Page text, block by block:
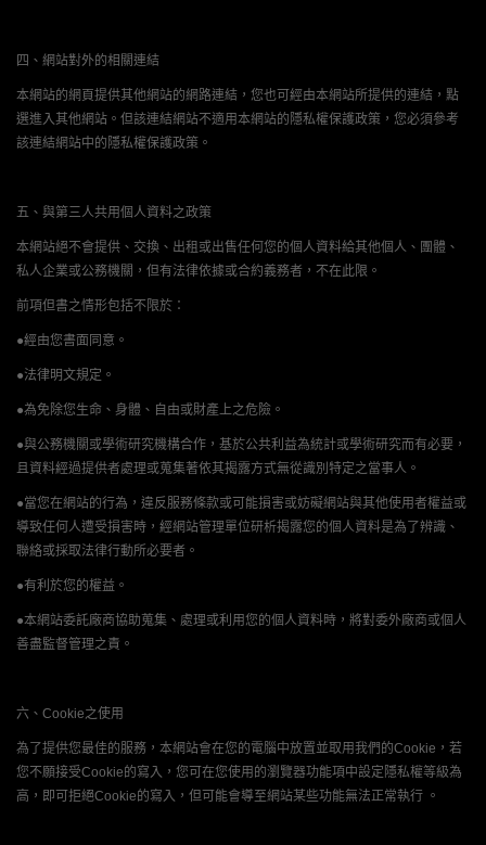
四、網站對外的相關連結
本網站的網頁提供其他網站的網路連結，您也可經由本網站所提供的連結，點
選進入其他網站。但該連結網站不適用本網站的隱私權保護政策，您必須參考
該連結網站中的隱私權保護政策。
五、與第三人共用個人資料之政策
本網站絕不會提供、交換、出租或出售任何您的個人資料給其他個人、團體、
私人企業或公務機關，但有法律依據或合約義務者，不在此限。
前項但書之情形包括不限於：
●經由您書面同意。
●法律明文規定。
●為免除您生命、身體、自由或財產上之危險。
●與公務機關或學術研究機構合作，基於公共利益為統計或學術研究而有必要，
且資料經過提供者處理或蒐集著依其揭露方式無從識別特定之當事人。
●當您在網站的行為，違反服務條款或可能損害或妨礙網站與其他使用者權益或
導致任何人遭受損害時，經網站管理單位研析揭露您的個人資料是為了辨識、
聯絡或採取法律行動所必要者。
●有利於您的權益。
●本網站委託廠商協助蒐集、處理或利用您的個人資料時，將對委外廠商或個人
善盡監督管理之責。
六、Cookie之使用
為了提供您最佳的服務，本網站會在您的電腦中放置並取用我們的Cookie，若
您不願接受Cookie的寫入，您可在您使用的瀏覽器功能項中設定隱私權等級為
高，即可拒絕Cookie的寫入，但可能會導至網站某些功能無法正常執行 。